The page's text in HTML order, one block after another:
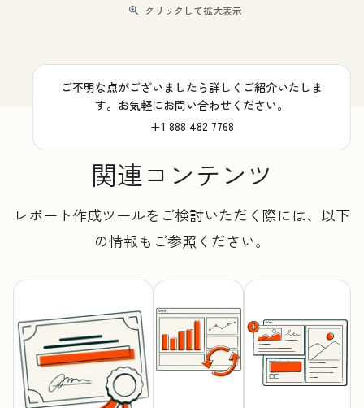
クリックして拡大表示
ご不明な点がございましたら詳しくご紹介いたしま
す。お気軽にお問い合わせください。
+1 888 482 7768
関連コンテンツ
レポート作成ツールをご検討いただく際には、以下
の情報もご参照ください。